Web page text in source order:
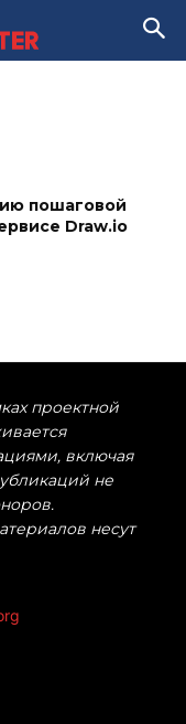
пошаговой
Draw.io
проектной
включая
не
несут